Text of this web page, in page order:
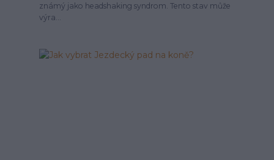
známý jako headshaking syndrom. Tento stav může
výra...